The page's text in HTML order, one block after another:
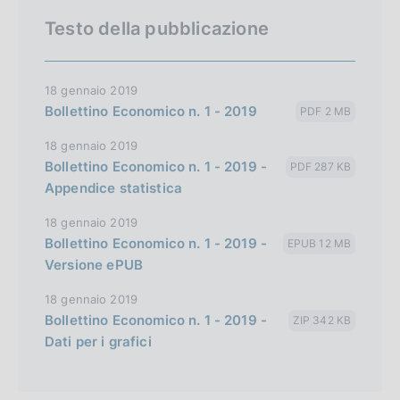
Testo della pubblicazione
18 gennaio 2019
Bollettino Economico n. 1 - 2019 PDF 2 MB
18 gennaio 2019
Bollettino Economico n. 1 - 2019 -
Appendice statistica
PDF 287 KB
18 gennaio 2019
Bollettino Economico n. 1 - 2019 -
Versione ePUB
EPUB 12 MB
18 gennaio 2019
Bollettino Economico n. 1 - 2019 -
Dati per i grafici
ZIP 342 KB